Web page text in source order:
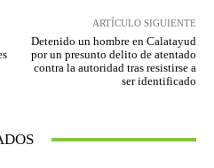
ARTÍCULO SIGUIENTE
Detenido un hombre en Calatayud
por un presunto delito de atentado
contra la autoridad tras resistirse a
ser identificado